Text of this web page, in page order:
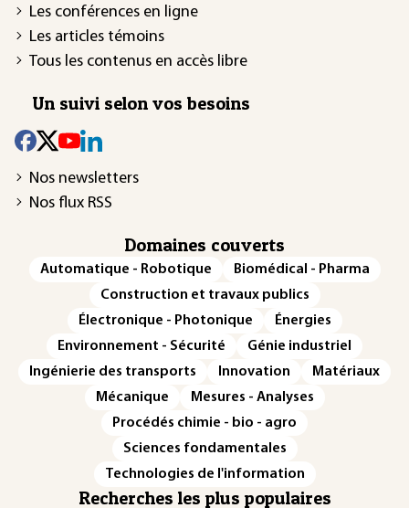
Les conférences en ligne
Les articles témoins
Tous les contenus en accès libre
Un suivi selon vos besoins
Nos newsletters
Nos flux RSS
Domaines couverts
Automatique - Robotique
Biomédical - Pharma
Construction et travaux publics
Électronique - Photonique
Énergies
Environnement - Sécurité
Génie industriel
Ingénierie des transports
Innovation
Matériaux
Mécanique
Mesures - Analyses
Procédés chimie - bio - agro
Sciences fondamentales
Technologies de l'information
Recherches les plus populaires